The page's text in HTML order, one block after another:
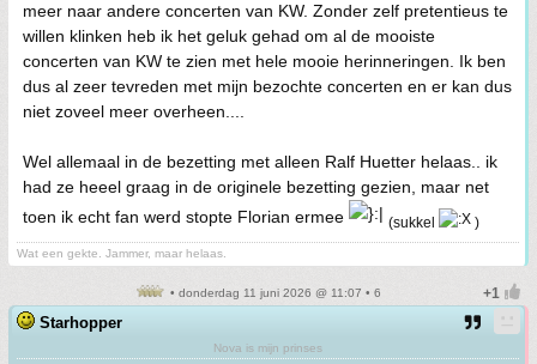
meer naar andere concerten van KW. Zonder zelf pretentieus te
willen klinken heb ik het geluk gehad om al de mooiste
concerten van KW te zien met hele mooie herinneringen. Ik ben
dus al zeer tevreden met mijn bezochte concerten en er kan dus
niet zoveel meer overheen....
Wel allemaal in de bezetting met alleen Ralf Huetter helaas.. ik
had ze heeel graag in de originele bezetting gezien, maar net
toen ik echt fan werd stopte Florian ermee
(sukkel )
Wat een gekte. Jammer, maar helaas.
• donderdag 11 juni 2026 @ 11:07 • 6
Starhopper
Nova is mijn prinses